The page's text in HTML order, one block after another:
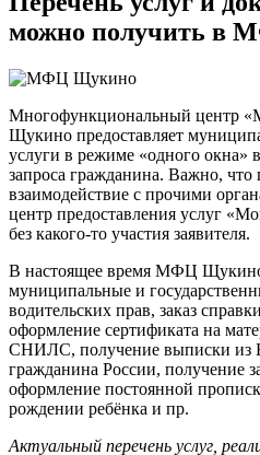
можно получить в
Многофункциональный центр
Щукино предоставляет
услуги в режиме «одного окна»
запроса гражданина. Важно,
взаимодействие с прочими
центр предоставления услуг
без какого-то участия заявителя.
В настоящее время МФЦ
муниципальные и
водительских прав, заказ
оформление сертификата на
СНИЛС, получение выписки из
гражданина России, получение
оформление постоянной
рождении ребёнка и пр.
Актуальный перечень услуг,